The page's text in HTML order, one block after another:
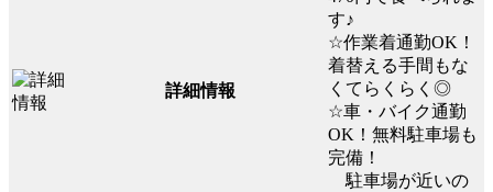
詳細情報
す♪
☆作業着通勤OK！
着替える手間もな
くてらくらく◎
☆車・バイク通勤
OK！無料駐車場も
完備！
駐車場が近いの